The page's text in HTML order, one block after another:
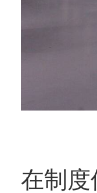
在制度